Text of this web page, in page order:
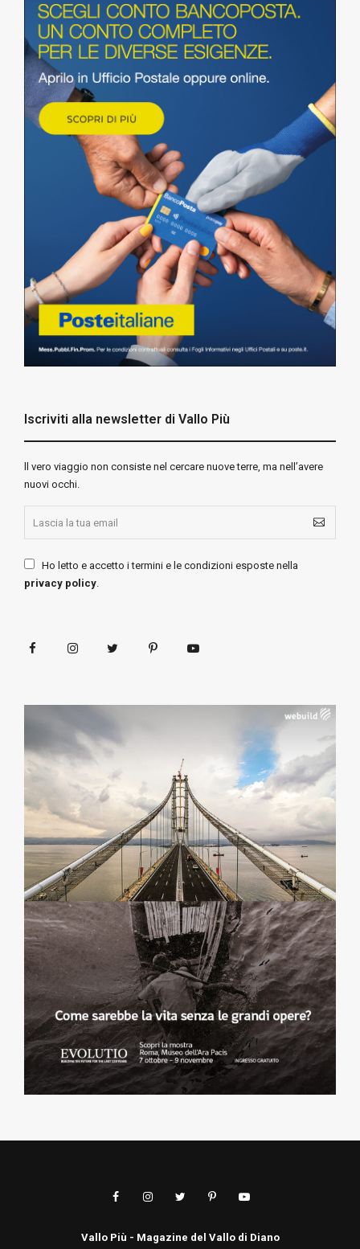
Iscriviti alla newsletter di Vallo Più
ll vero viaggio non consiste nel cercare nuove terre, ma nell’avere
nuovi occhi.
Ho letto e accetto i termini e le condizioni esposte nella
privacy policy.
Vallo Più - Magazine del Vallo di Diano